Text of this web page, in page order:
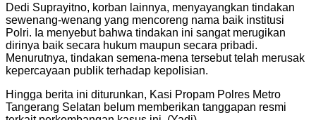
Dedi Suprayitno, korban lainnya, menyayangkan tindakan
sewenang-wenang yang mencoreng nama baik institusi
Polri. Ia menyebut bahwa tindakan ini sangat merugikan
dirinya baik secara hukum maupun secara pribadi.
Menurutnya, tindakan semena-mena tersebut telah merusak
kepercayaan publik terhadap kepolisian.
Hingga berita ini diturunkan, Kasi Propam Polres Metro
Tangerang Selatan belum memberikan tanggapan resmi